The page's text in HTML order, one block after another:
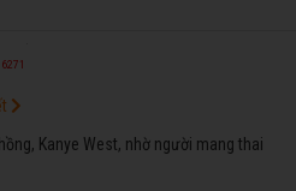
6271
Kanye West, nhờ người mang thai